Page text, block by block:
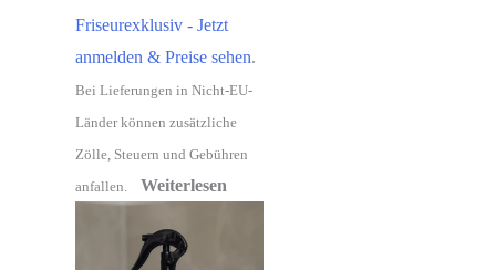
Friseurexklusiv - Jetzt
anmelden & Preise sehen.
Bei Lieferungen in Nicht-EU-
Länder können zusätzliche
Zölle, Steuern und Gebühren
anfallen. Weiterlesen